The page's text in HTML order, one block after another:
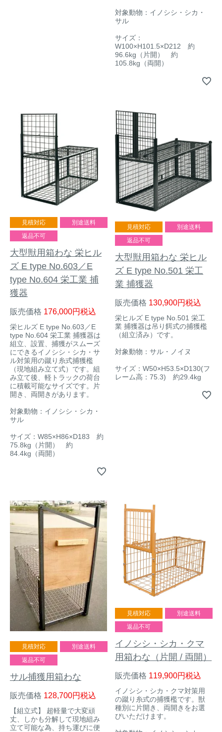
対象動物：イノシシ・シカ・
サル
サイズ：
W100×H101.5×D212 約
96.6kg（片開） 約
105.8kg（両開）
見積対応
別途送料
返品不可
大型獣用箱わな 栄ヒル
ズ E type No.603／E
type No.604 栄工業 捕
獲器
販売価格 176,000 税込
栄ヒルズ E type No.603／E
type No.604 栄工業 捕獲器は
組立、設置、捕獲がスムーズ
にできるイノシシ・シカ・サ
ル対策用の蹴り糸式捕獲檻
（現地組み立て式）です。組
み立て後、軽トラックの荷台
に積載可能なサイズです。片
開き、両開きがあります。
対象動物：イノシシ・シカ・
サル
サイズ：W85×H86×D183 約
75.8kg（片開） 約
84.4kg（両開）
見積対応
別途送料
返品不可
大型獣用箱わな 栄ヒル
ズ E type No.501 栄工
業 捕獲器
販売価格 130,900 税込
栄ヒルズ E type No.501 栄工
業 捕獲器は吊り餌式の捕獲檻
（組立済み）です。
対象動物：サル・ノイヌ
サイズ：W50×H53.5×D130(フ
レーム高：75.3) 約29.4kg
見積対応
別途送料
返品不可
サル捕獲用箱わな
販売価格 128,700 税込
【組立式】 超軽量で大変頑
丈、しかも分解して現地組み
立て可能な為、持ち運びに便
見積対応
別途送料
返品不可
イノシシ・シカ・クマ
用箱わな（片開 / 両開）
販売価格 119,900 税込
イノシシ・シカ・クマ対策用
の蹴り糸式の捕獲檻です。獣
種別に片開き、両開きをお選
びいただけます。